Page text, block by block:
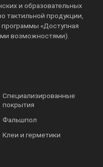
и образовательных
тактильной продукции,
«Доступная
возможностями).
Специализированные
покрытия
Фальшпол
Клеи и герметики